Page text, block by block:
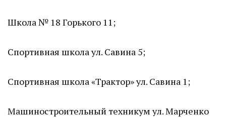
Школа № 18 Горького 11;
Спортивная школа ул. Савина 5;
Спортивная школа «Трактор» ул. Савина 1;
Машиностроительный техникум ул. Марченко